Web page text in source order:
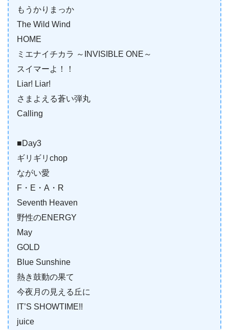
もうかりまっか
The Wild Wind
HOME
ミエナイチカラ ～INVISIBLE ONE～
スイマーよ！！
Liar! Liar!
さまよえる蒼い弾丸
Calling
■Day3
ギリギリchop
ながい愛
F・E・A・R
Seventh Heaven
野性のENERGY
May
GOLD
Blue Sunshine
熱き鼓動の果て
今夜月の見える丘に
IT’S SHOWTIME!!
juice